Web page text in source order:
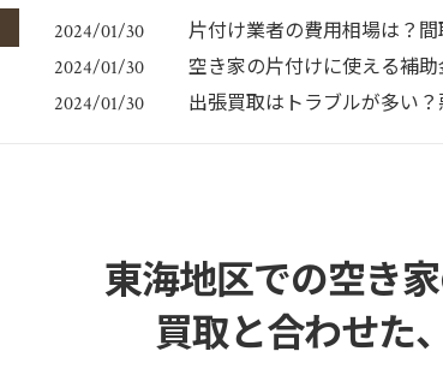
2024/01/30 片付け業者の費用相場は？
2024/01/30 空き家の片付けに使える補
2024/01/30 出張買取はトラブルが多い
東海地区での空き
買取と合わせた